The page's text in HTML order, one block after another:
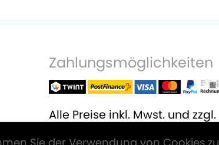
Zahlungsmöglichkeiten
Alle Preise inkl. Mwst. und zzgl.